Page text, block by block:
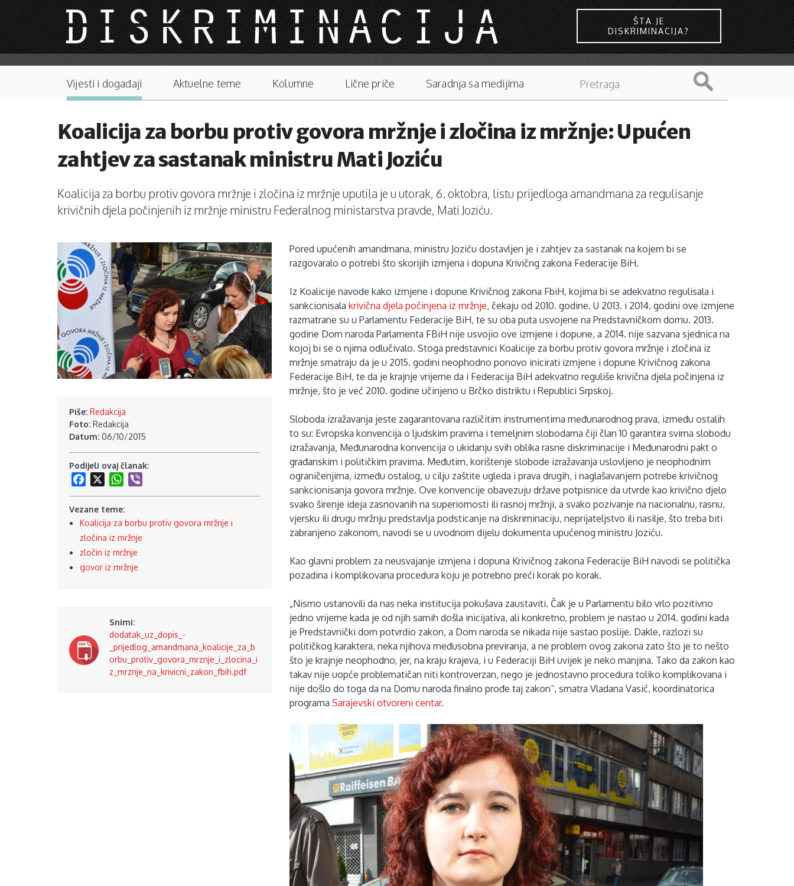
Skip to main content
ŠTA JE
DISKRIMINACIJA?
Main menu
Vijesti i događaji Aktuelne teme Kolumne Lične priče Saradnja sa medijima
Koalicija za borbu protiv govora mržnje i zločina iz mržnje: Upućen
zahtjev za sastanak ministru Mati Joziću
Koalicija za borbu protiv govora mržnje i zločina iz mržnje uputila je u utorak, 6. oktobra, listu prijedloga amandmana za regulisanje
krivičnih djela počinjenih iz mržnje ministru Federalnog ministarstva pravde, Mati Joziću.
Piše: Redakcija
Foto: Redakcija
Datum: 06/10/2015
Podijeli ovaj članak:
Facebook
WhatsApp
Vezane teme:
Koalicija za borbu protiv govora mržnje i
zločina iz mržnje
zločin iz mržnje
govor iz mržnje
Snimi:
dodatak_uz_dopis_-
_prijedlog_amandmana_koalicije_za_b
orbu_protiv_govora_mrznje_i_zlocina_i
z_mrznje_na_krivicni_zakon_fbih.pdf
Pored upućenih amandmana, ministru Joziću dostavljen je i zahtjev za sastanak na kojem bi se
razgovaralo o potrebi što skorijih izmjena i dopuna Krivičng zakona Federacije BiH.
Iz Koalicije navode kako izmjene i dopune Krivičnog zakona FbiH, kojima bi se adekvatno regulisala i
sankcionisalakrivična djela počinjena iz mržnje, čekaju od 2010. godine. U 2013. i 2014. godini ove izmjene
razmatrane su u Parlamentu Federacije BiH, te su oba puta usvojene na Predstavničkom domu. 2013.
godine Dom naroda Parlamenta FBiH nije usvojio ove izmjene i dopune, a 2014. nije sazvana sjednica na
kojoj bi se o njima odlučivalo. Stoga predstavnici Koalicije za borbu protiv govora mržnje i zločina iz
mržnje smatraju da je u 2015. godini neophodno ponovo inicirati izmjene i dopune Krivičnog zakona
Federacije BiH, te da je krajnje vrijeme da i Federacija BiH adekvatno reguliše krivična djela počinjena iz
mržnje, što je već 2010. godine učinjeno u Brčko distriktu i Republici Srpskoj.
Sloboda izražavanja jeste zagarantovana različitim instrumentima međunarodnog prava, između ostalih
to su: Evropska konvencija o ljudskim pravima i temeljnim slobodama čiji član 10 garantira svima slobodu
izražavanja, Međunarodna konvencija o ukidanju svih oblika rasne diskriminacije i Međunarodni pakt o
građanskim i političkim pravima. Međutim, korištenje slobode izražavanja uslovljeno je neophodnim
ograničenjima, između ostalog, u cilju zaštite ugleda i prava drugih, i naglašavanjem potrebe krivičnog
sankcionisanja govora mržnje. Ove konvencije obavezuju države potpisnice da utvrde kao krivično djelo
svako širenje ideja zasnovanih na superiornosti ili rasnoj mržnji, a svako pozivanje na nacionalnu, rasnu,
vjersku ili drugu mržnju predstavlja podsticanje na diskriminaciju, neprijateljstvo ili nasilje, što treba biti
zabranjeno zakonom, navodi se u uvodnom dijelu dokumenta upućenog ministru Joziću.
Kao glavni problem za neusvajanje izmjena i dopuna Krivičnog zakona Federacije BiH navodi se politička
pozadina i komplikovana procedura koju je potrebno preći korak po korak.
„Nismo ustanovili da nas neka institucija pokušava zaustaviti. Čak je u Parlamentu bilo vrlo pozitivno
jedno vrijeme kada je od njih samih došla inicijativa, ali konkretno, problem je nastao u 2014. godini kada
je Predstavnički dom potvrdio zakon, a Dom naroda se nikada nije sastao poslije. Dakle, razlozi su
političkog karaktera, neka njihova međusobna previranja, a ne problem ovog zakona zato što je to nešto
što je krajnje neophodno, jer, na kraju krajeva, i u Federaciji BiH uvijek je neko manjina. Tako da zakon kao
takav nije uopće problematičan niti kontroverzan, nego je jednostavno procedura toliko komplikovana i
nije došlo do toga da na Domu naroda finalno prođe taj zakon“, smatra Vladana Vasić, koordinatorica
programaSarajevski otvoreni centar.